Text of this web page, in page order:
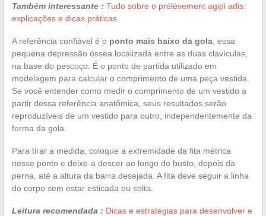
Também interessante : Tudo sobre o prélèvement agipi adis:
explicações e dicas práticas
A referência confiável é o ponto mais baixo da gola, essa
pequena depressão óssea localizada entre as duas clavículas,
na base do pescoço. É o ponto de partida utilizado em
modelagem para calcular o comprimento de uma peça vestida.
Se você entender como medir o comprimento de um vestido a
partir dessa referência anatômica, seus resultados serão
reproduzíveis de um vestido para outro, independentemente da
forma da gola.
Para tirar a medida, coloque a extremidade da fita métrica
nesse ponto e deixe-a descer ao longo do busto, depois da
perna, até a altura da barra desejada. A fita deve seguir a linha
do corpo sem estar esticada ou solta.
Leitura recomendada : Dicas e estratégias para desenvolver e